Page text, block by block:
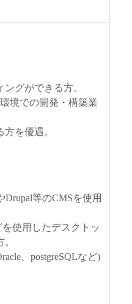
グができる方。
境での開発・構築業
を優遇。
Drupal等のCMSを使用
を使用したデスクトッ
、postgreSQLなど)